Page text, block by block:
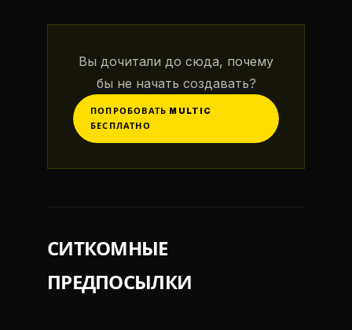
Вы дочитали до сюда, почему
бы не начать создавать?
ПОПРОБОВАТЬ MULTIC
БЕСПЛАТНО
СИТКОМНЫЕ
ПРЕДПОСЫЛКИ